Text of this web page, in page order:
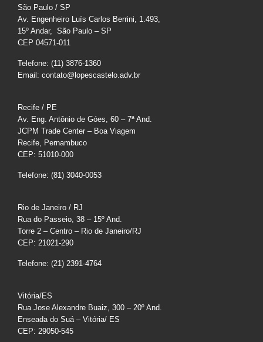
São Paulo / SP
Av. Engenheiro Luís Carlos Berrini, 1.493,
15º Andar, São Paulo – SP
CEP 04571-011
Telefone: (11) 3876-1360
Email: contato@lopescastelo.adv.br
Recife / PE
Av. Eng. Antônio de Góes, 60 – 7ª And.
JCPM Trade Center – Boa Viagem
Recife, Pernambuco
CEP: 51010-000
Telefone: (81) 3040-0053
Rio de Janeiro / RJ
Rua do Passeio, 38 – 15º And.
Torre 2 – Centro – Rio de Janeiro/RJ
CEP: 21021-290
Telefone: (21) 2391-4764
Vitória/ES
Rua Jose Alexandre Buaiz, 300 – 20º And.
Enseada do Suá – Vitória/ ES
CEP: 29050-545